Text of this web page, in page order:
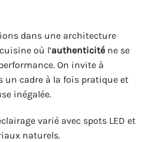
dans une architecture
où l’authenticité ne se
On invite à
un cadre à la fois pratique et
inégalée.
varié avec spots LED et
naturels.